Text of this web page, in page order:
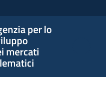
per lo
mercati